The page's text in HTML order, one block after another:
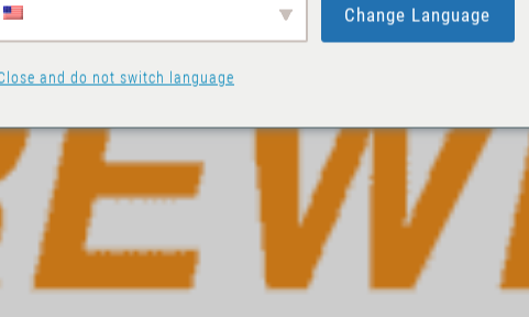
Change Language
and do not switch language